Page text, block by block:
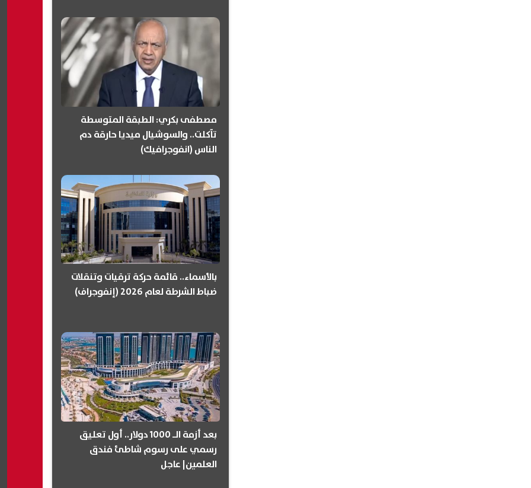
مصطفى بكري: الطبقة المتوسطة
تآكلت.. والسوشيال ميديا حارقة دم
الناس (انفوجرافيك)
بالأسماء.. قائمة حركة ترقيات وتنقلات
ضباط الشرطة لعام 2026 (إنفوجراف)
بعد أزمة الـ 1000 دولار.. أول تعليق
رسمي على رسوم شاطئ فندق
العلمين| عاجل